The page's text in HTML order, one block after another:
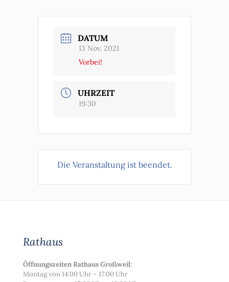
DATUM
13 Nov. 2021
Vorbei!
UHRZEIT
19:30
Die Veranstaltung ist beendet.
Rathaus
Öffnungszeiten Rathaus Großweil:
Montag von 14:00 Uhr – 17:00 Uhr